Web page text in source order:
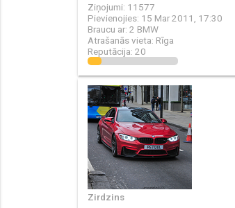
Ziņojumi: 11577
Pievienojies: 15 Mar 2011, 17:30
Braucu ar: 2 BMW
Atrašanās vieta: Rīga
Reputācija: 20
Zirdzins